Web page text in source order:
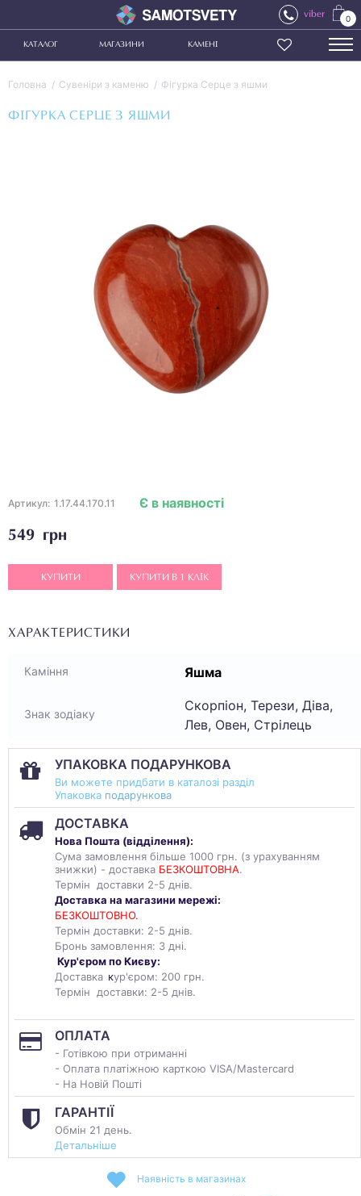
viber 0
КАТАЛОГ МАГАЗИНИ КАМЕНІ
Головна Сувеніри з каменю Фігурка Серце з яшми
ФІГУРКА СЕРЦЕ З ЯШМИ
Артикул: 1.17.44.170.11
549 грн
Є в наявності
КУПИТИ КУПИТИ В 1 КЛІК
ХАРАКТЕРИСТИКИ
Каміння Яшма
Знак зодіаку
Скорпіон, Терези, Діва,
Лев, Овен, Стрілець
УПАКОВКА ПОДАРУНКОВА
Ви можете придбати в каталозі разділ
Упаковка подарункова
ДОСТАВКА
Нова Пошта (відділення):
Сума замовлення більше 1000 грн. (з урахуванням
знижки) - доставка БЕЗКОШТОВНА.
Термін доставки 2-5 днів.
Доставка на магазини мережі:
БЕЗКОШТОВНО.
Термін доставки: 2-5 днів.
Бронь замовлення: 3 дні.
Кур'єром по Києву:
Доставка кур'єром: 200 грн.
Термін доставки: 2-5 днів.
ОПЛАТА
- Готівкою при отриманні
- Оплата платіжною карткою VISA/Mastercard
- На Новій Пошті
ГАРАНТІЇ
Обмін 21 день.
Детальніше
Наявність в магазинах